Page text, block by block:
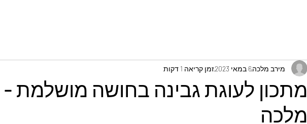
מתכון לעוגת גבינה בחושה מושלמת -
מלכה
מירב מלכה6 במאי 2023 זמן קריאה 1 דקות